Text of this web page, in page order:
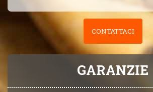
CONTATTACI
GARANZIE